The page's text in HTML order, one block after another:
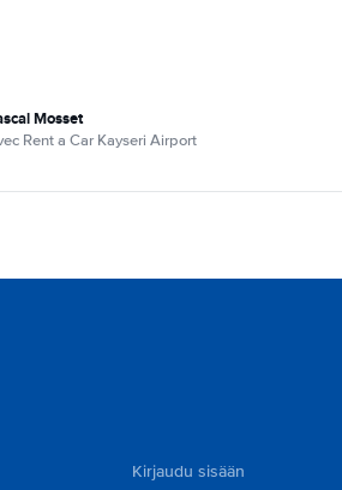
Mosset
Rent a Car Kayseri Airport
Kirjaudu sisään